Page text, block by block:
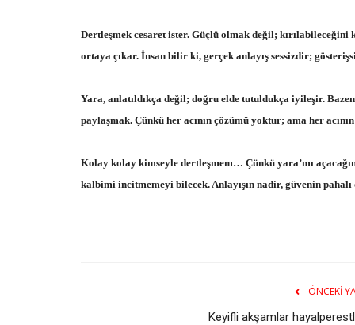
Dertleşmek cesaret ister. Güçlü olmak değil;
ortaya çıkar. İnsan bilir ki, gerçek anlayış sessizdir;
Yara, anlatıldıkça değil; doğru elde tutuldukça iyileşir.
paylaşmak. Çünkü her acının çözümü yoktur; ama her
Kolay kolay kimseyle dertleşmem… Çünkü yara’mı
kalbimi incitmemeyi bilecek. Anlayışın nadir, güvenin
ÖNCEKI
Keyifli akşamlar